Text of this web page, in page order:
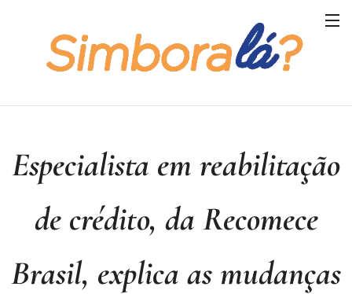
Especialista em reabilitação
de crédito, da Recomece
Brasil, explica as mudanças